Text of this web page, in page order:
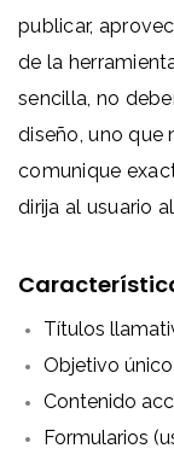
publicar,
de la
sencilla, no
diseño, uno que
comunique
dirija al usuario
Títulos
Objetivo único
Contenido
Formularios